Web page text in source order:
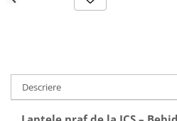
Descriere